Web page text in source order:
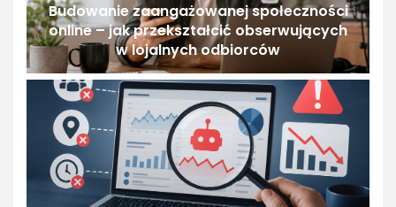
Budowanie zaangażowanej społeczności
online – jak przekształcić obserwujących
w lojalnych odbiorców